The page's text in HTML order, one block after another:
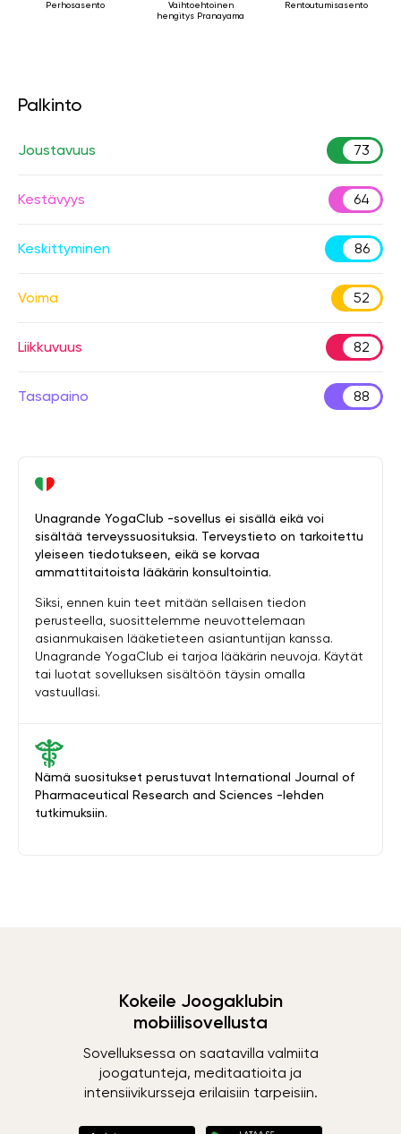
Perhosasento
Vaihtoehtoinen
hengitys Pranayama
Rentoutumisasento
Palkinto
Joustavuus 73
Kestävyys 64
Keskittyminen 86
Voima 52
Liikkuvuus 82
Tasapaino 88
Nämä suositukset perustuvat International Journal of
Pharmaceutical Research and Sciences -lehden
tutkimuksiin.
Unagrande YogaClub -sovellus ei sisällä eikä voi
sisältää terveyssuosituksia. Terveystieto on tarkoitettu
yleiseen tiedotukseen, eikä se korvaa
ammattitaitoista lääkärin konsultointia.
Siksi, ennen kuin teet mitään sellaisen tiedon
perusteella, suosittelemme neuvottelemaan
asianmukaisen lääketieteen asiantuntijan kanssa.
Unagrande YogaClub ei tarjoa lääkärin neuvoja. Käytät
tai luotat sovelluksen sisältöön täysin omalla
vastuullasi.
Kokeile Joogaklubin
mobiilisovellusta
Sovelluksessa on saatavilla valmiita
joogatunteja, meditaatioita ja
intensiivikursseja erilaisiin tarpeisiin.